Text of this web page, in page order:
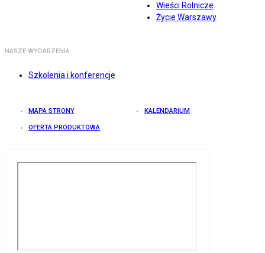
Wieści Rolnicze
Życie Warszawy
NASZE WYDARZENIA
Szkolenia i konferencje
MAPA STRONY KALENDARIUM
OFERTA PRODUKTOWA